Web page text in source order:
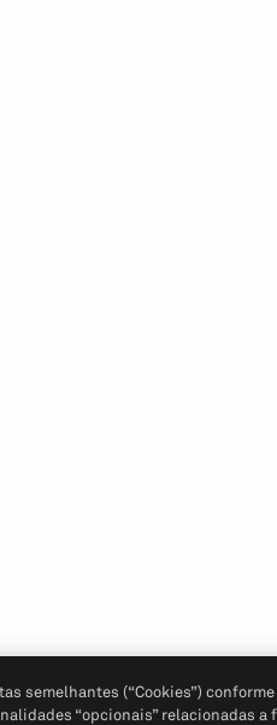
semelhantes (“Cookies”)
“opcionais” relacionadas